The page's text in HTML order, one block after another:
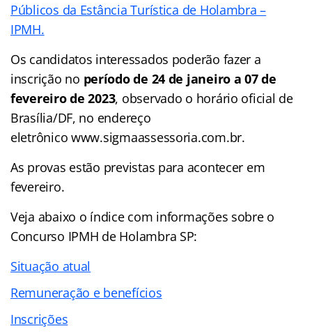
Públicos da Estância Turística de Holambra –
IPMH.
Os candidatos interessados poderão fazer a
inscrição no período de 24 de janeiro a 07 de
fevereiro de 2023, observado o horário oficial de
Brasília/DF, no endereço
eletrônico www.sigmaassessoria.com.br.
As provas estão previstas para acontecer em
fevereiro.
Veja abaixo o índicecom informações sobre o
Concurso IPMH de Holambra SP:
Situação atual
Remuneração e benefícios
Inscrições